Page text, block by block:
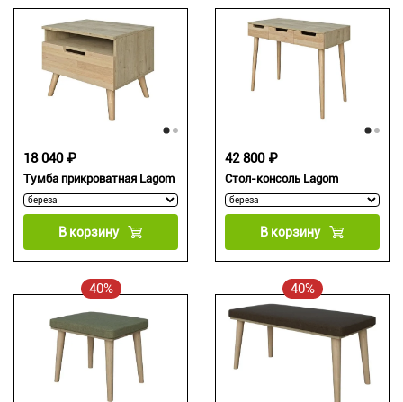
Тумба прикроватная Lagom
18 040 ₽
В корзину
Стол-консоль Lagom
42 800 ₽
В корзину
40% 40%